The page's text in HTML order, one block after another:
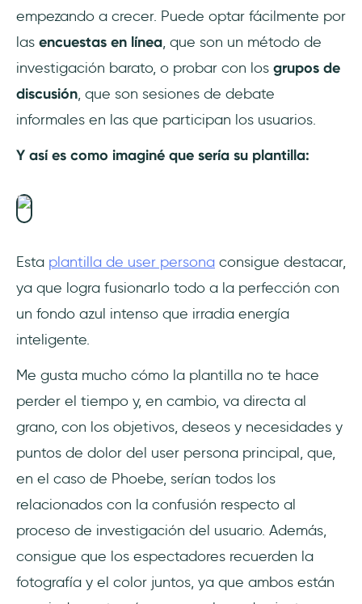
empezando a crecer. Puede optar fácilmente por
las encuestas en línea, que son un método de
investigación barato, o probar con los grupos de
discusión, que son sesiones de debate
informales en las que participan los usuarios.
Y así es como imaginé que sería su plantilla:
Esta plantilla de user persona consigue destacar,
ya que logra fusionarlo todo a la perfección con
un fondo azul intenso que irradia energía
inteligente.
Me gusta mucho cómo la plantilla no te hace
perder el tiempo y, en cambio, va directa al
grano, con los objetivos, deseos y necesidades y
puntos de dolor del user persona principal, que,
en el caso de Phoebe, serían todos los
relacionados con la confusión respecto al
proceso de investigación del usuario. Además,
consigue que los espectadores recuerden la
fotografía y el color juntos, ya que ambos están